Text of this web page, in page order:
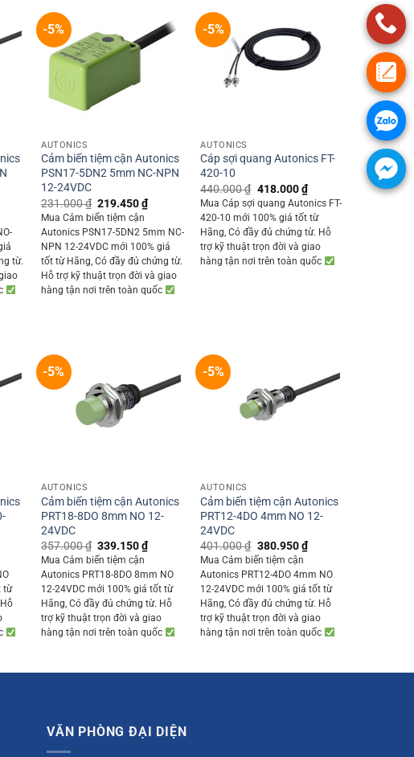
₫.
từ.
-5%
AUTONICS
Cảm biến tiệm cận Autonics
PSN17-5DN2 5mm NC-NPN
12-24VDC
231.000₫ Original
price
was:
231.000 ₫.
219.450₫Current
price
219.450 ₫.
Mua Cảm biến tiệm cận
Autonics PSN17-5DN2 5mm NC-
NPN 12-24VDC mới 100% giá
tốt từ Hãng, Có đầy đủ chứng từ.
Hỗ trợ kỹ thuật trọn đời và giao
hàng tận nơi trên toàn quốc
-5%
AUTONICS
Cáp sợi quang Autonics FT-
420-10
440.000₫ Original
price
was:
440.000 ₫.
418.000₫Current
price
is:
418.000 ₫.
Mua Cáp sợi quang Autonics FT-
420-10 mới 100% giá tốt từ
Hãng, Có đầy đủ chứng từ. Hỗ
trợ kỹ thuật trọn đời và giao
hàng tận nơi trên toàn quốc
₫.
từ
-5%
AUTONICS
Cảm biến tiệm cận Autonics
PRT18-8DO 8mm NO 12-
24VDC
357.000₫ Original
price
was:
357.000 ₫.
339.150₫Current
price
339.150 ₫.
Mua Cảm biến tiệm cận
Autonics PRT18-8DO 8mm NO
12-24VDC mới 100% giá tốt từ
Hãng, Có đầy đủ chứng từ. Hỗ
trợ kỹ thuật trọn đời và giao
hàng tận nơi trên toàn quốc
-5%
AUTONICS
Cảm biến tiệm cận Autonics
PRT12-4DO 4mm NO 12-
24VDC
401.000₫ Original
price
was:
401.000 ₫.
380.950₫Current
price
380.950 ₫.
Mua Cảm biến tiệm cận
Autonics PRT12-4DO 4mm NO
12-24VDC mới 100% giá tốt từ
Hãng, Có đầy đủ chứng từ. Hỗ
trợ kỹ thuật trọn đời và giao
hàng tận nơi trên toàn quốc
VĂN PHÒNG ĐẠI DIỆN